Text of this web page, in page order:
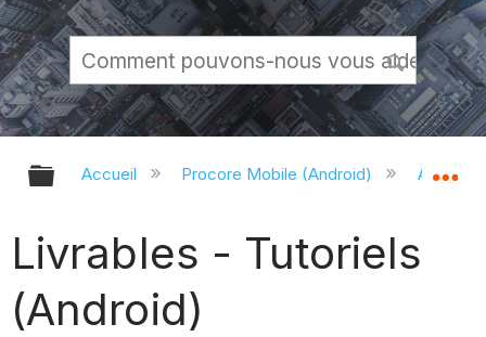
Développer/réduire la hiérarchie
Accueil Procore Mobile (Android)
Livrables - Tutoriels
(Android)